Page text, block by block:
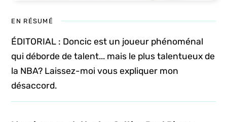
EN RÉSUMÉ
ÉDITORIAL : Doncic est un joueur phénoménal
qui déborde de talent... mais le plus talentueux de
la NBA? Laissez-moi vous expliquer mon
désaccord.